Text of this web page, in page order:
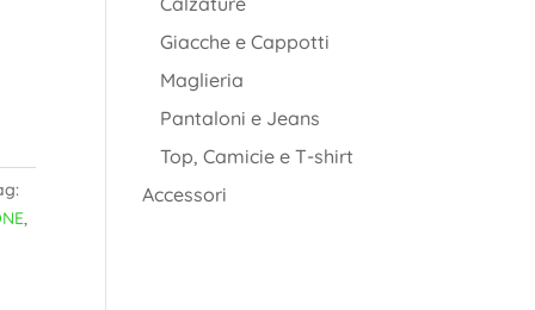
,
Giacche e Cappotti
Maglieria
Pantaloni e Jeans
Top, Camicie e T-shirt
Accessori